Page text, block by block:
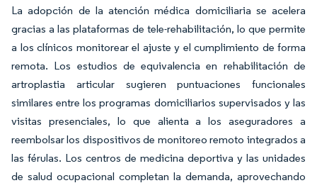
La adopción de la atención médica domiciliaria se acelera
gracias a las plataformas de tele-rehabilitación, lo que permite
a los clínicos monitorear el ajuste y el cumplimiento de forma
remota. Los estudios de equivalencia en rehabilitación de
artroplastia articular sugieren puntuaciones funcionales
similares entre los programas domiciliarios supervisados y las
visitas presenciales, lo que alienta a los aseguradores a
reembolsar los dispositivos de monitoreo remoto integrados a
las férulas. Los centros de medicina deportiva y las unidades
de salud ocupacional completan la demanda, aprovechando